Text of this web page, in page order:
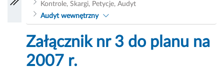
Kontrole, Skargi, Petycje, Audyt
Audyt wewnętrzny
Załącznik nr 3 do planu na
2007 r.